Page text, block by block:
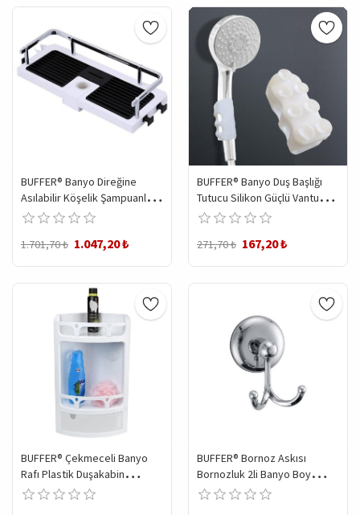
BUFFER® Banyo Direğine
Asılabilir Köşelik Şampuanlık
Sabunluk Çift Askılı
1.701,70 ₺ 1.047,20 ₺
BUFFER® Banyo Duş Başlığı
Tutucu Silikon Güçlü Vantuz
Vakum Aparatı
271,70 ₺ 167,20 ₺
BUFFER® Çekmeceli Banyo
Rafı Plastik Duşakabin
Düzenleyici Köşelik Raf
BUFFER® Bornoz Askısı
Bornozluk 2li Banyo Boy
Havlusu Bornoz Askılığı